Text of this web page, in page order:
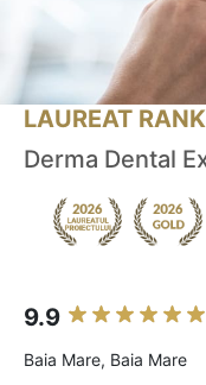
LAUREAT
Derma Dental
9.9
Baia Mare, Baia Mare